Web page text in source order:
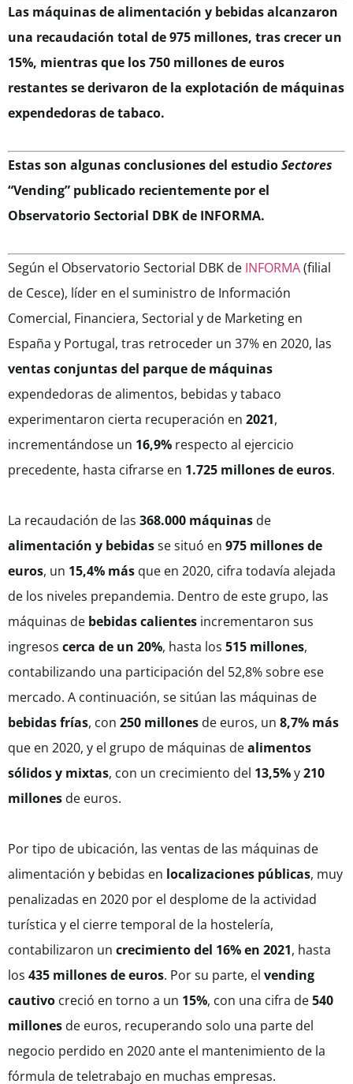
Las máquinas de alimentación y bebidas alcanzaron
una recaudación total de 975 millones, tras crecer un
15%, mientras que los 750 millones de euros
restantes se derivaron de la explotación de máquinas
expendedoras de tabaco.
Estas son algunas conclusiones del estudioSectores
“Vending” publicado recientemente por el
Observatorio Sectorial DBK de INFORMA.
Según el Observatorio Sectorial DBK de INFORMA(filial
de Cesce), líder en el suministro de Información
Comercial, Financiera, Sectorial y de Marketing en
España y Portugal, tras retroceder un 37% en 2020, las
ventas conjuntas del parque de máquinas
expendedoras de alimentos, bebidas y tabaco
experimentaron cierta recuperación en 2021,
incrementándose un 16,9% respecto al ejercicio
precedente, hasta cifrarse en 1.725 millones de euros.
La recaudación de las 368.000 máquinas de
alimentación y bebidasse situó en 975 millones de
euros, un 15,4% más que en 2020, cifra todavía alejada
de los niveles prepandemia. Dentro de este grupo, las
máquinas de bebidas calientes incrementaron sus
ingresos cerca de un 20%, hasta los 515 millones,
contabilizando una participación del 52,8% sobre ese
mercado. A continuación, se sitúan las máquinas de
bebidas frías, con 250 millones de euros, un 8,7% más
que en 2020, y el grupo de máquinas dealimentos
sólidos y mixtas, con un crecimiento del 13,5%y210
millones de euros.
Por tipo de ubicación, las ventas de las máquinas de
alimentación y bebidas en localizaciones públicas, muy
penalizadas en 2020 por el desplome de la actividad
turística y el cierre temporal de la hostelería,
contabilizaron un crecimiento del 16% en 2021, hasta
los 435 millones de euros. Por su parte, el vending
cautivo creció en torno a un 15%, con una cifra de540
millones de euros, recuperando solo una parte del
negocio perdido en 2020 ante el mantenimiento de la
fórmula de teletrabajo en muchas empresas.